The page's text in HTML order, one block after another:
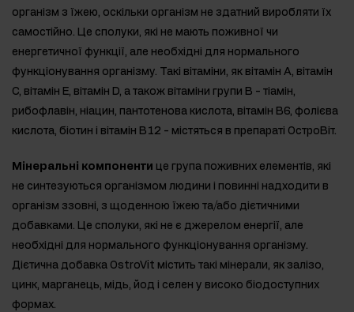
організм з їжею, оскільки організм не здатний виробляти їх
самостійно. Це сполуки, які не мають поживної чи
енергетичної функції, але необхідні для нормального
функціонування організму. Такі вітаміни, як вітамін А, вітамін
С, вітамін Е, вітамін D, а також вітаміни групи В - тіамін,
рибофлавін, ніацин, пантотенова кислота, вітамін В6, фолієва
кислота, біотин і вітамін В12 - містяться в препараті ОстроВіт.
Мінеральні компоненти це група поживних елементів, які
не синтезуються організмом людини і повинні надходити в
організм ззовні, з щоденною їжею та/або дієтичними
добавками. Це сполуки, які не є джерелом енергії, але
необхідні для нормального функціонування організму.
Дієтична добавка OstroVit містить такі мінерали, як залізо,
цинк, марганець, мідь, йод і селен у високо біодоступних
формах.